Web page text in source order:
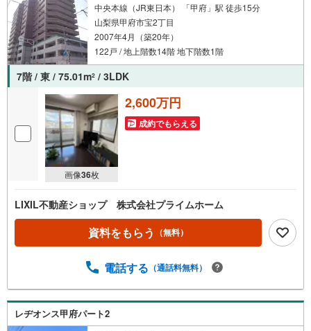
中央本線（JR東日本） 「甲府」駅 徒歩15分
山梨県甲府市宝2丁目
2007年4月（築20年）
122戸 / 地上階数14階 地下階数1階
7階 / 東 / 75.01m2 / 3LDK
画像36枚
2,600万円
成約でもらえる
LIXIL不動産ショップ 株式会社プライムホーム
資料をもらう （無料）
電話する （通話料無料）
レヂオンス甲府パート2